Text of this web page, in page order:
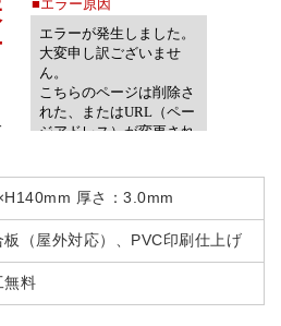
厚さ：3.0mm
板（屋外対応）、PVC印刷仕上げ
無料